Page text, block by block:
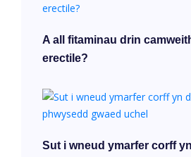
A all fitaminau drin
erectile?
Sut i wneud ymarfer corff